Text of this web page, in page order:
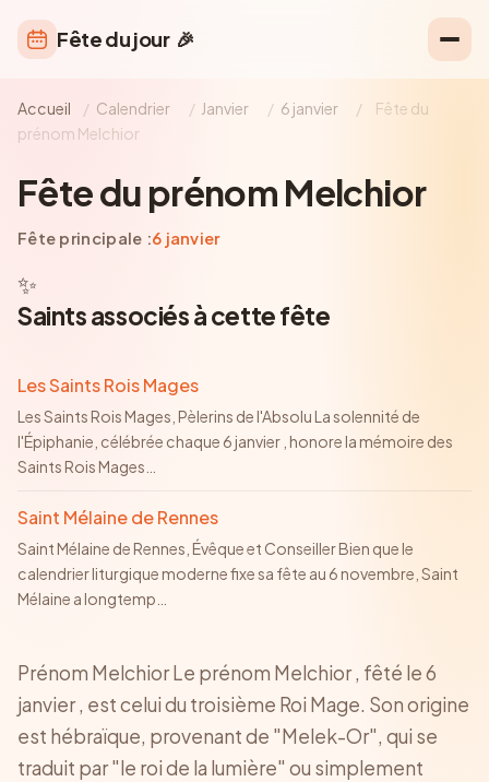
Fête du jour 🎉
Accueil / Calendrier / Janvier / 6 janvier /
Fête du
prénom Melchior
Fête du prénom Melchior
Fête principale :6 janvier
✨
Saints associés à cette fête
Les Saints Rois Mages
Les Saints Rois Mages, Pèlerins de l'Absolu La solennité de
l'Épiphanie, célébrée chaque 6 janvier , honore la mémoire des
Saints Rois Mages
Saint Mélaine de Rennes
Saint Mélaine de Rennes, Évêque et Conseiller Bien que le
calendrier liturgique moderne fixe sa fête au 6 novembre, Saint
Mélaine a longtemp
Prénom Melchior Le prénom Melchior , fêté le 6
janvier , est celui du troisième Roi Mage. Son origine
est hébraïque, provenant de "Melek-Or", qui se
traduit par "le roi de la lumière" ou simplement